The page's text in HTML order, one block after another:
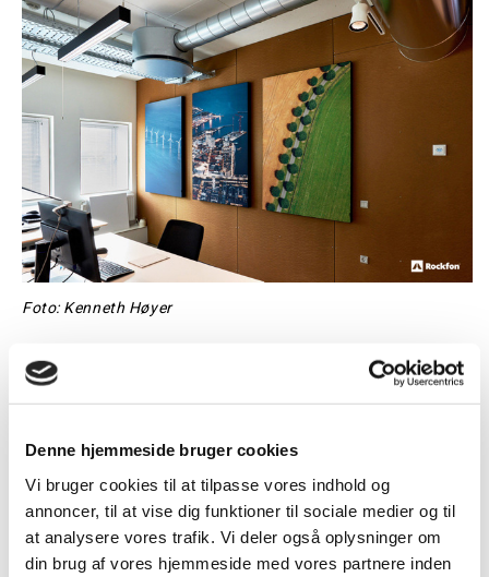
Denne hjemmeside bruger cookies
Vi bruger cookies til at tilpasse vores indhold og
annoncer, til at vise dig funktioner til sociale medier og til
at analysere vores trafik. Vi deler også oplysninger om
din brug af vores hjemmeside med vores partnere inden
Foto: Kenneth Høyer